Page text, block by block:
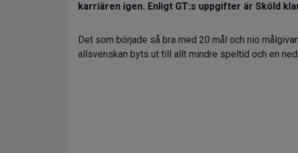
karriären igen. Enligt GT:s uppgifter är Sköld
Det som började så bra med 20 mål och nio
allsvenskan byts ut till allt mindre speltid och en